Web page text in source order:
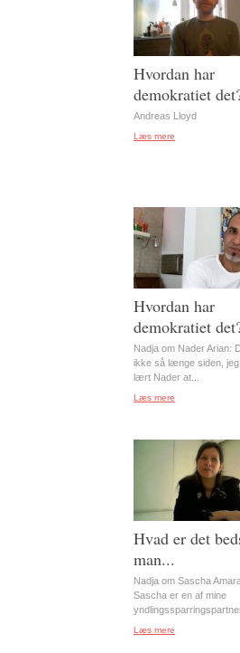
Hvordan har
demokratiet
Andreas Lloyd
Læs mere
Hvordan har
demokratiet
Nadja om Nader Arian:
ikke så længe siden,
lært Nader at...
Læs mere
Hvad er det
man...
Nadja om Sascha
Sascha er en af mine
Læs mere